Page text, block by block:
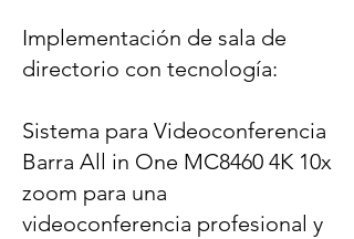
Implementación de sala de
directorio con tecnología:
Sistema para Videoconferencia
Barra All in One MC8460 4K 10x
zoom para una
videoconferencia profesional y